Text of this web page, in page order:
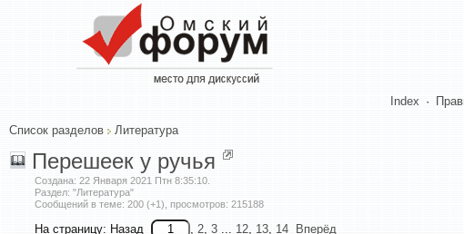
Index ·
Список разделов Литература
Перешеек у ручья
Создана: 22 Января 2021 Птн 8:35:10
Раздел: "Литература"
Сообщений в теме: 200 (+1), просмотров: 215188
На страницу: Назад , 2, 3... 12, 13, 14 Вперёд